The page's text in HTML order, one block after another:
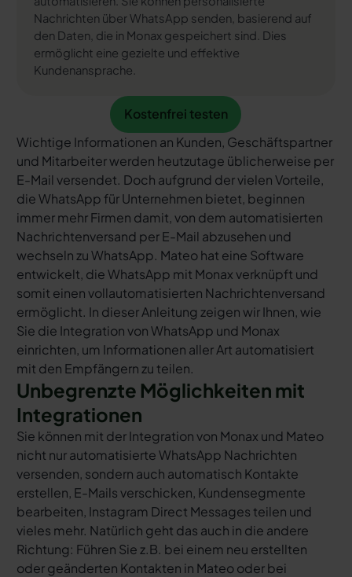
Nachrichten über WhatsApp senden, basierend auf
den Daten, die in Monax gespeichert sind. Dies
ermöglicht eine gezielte und effektive
Kundenansprache.
Kostenfrei testen
Kostenfrei testen
Wichtige Informationen an Kunden, Geschäftspartner
und Mitarbeiter werden heutzutage üblicherweise per
E-Mail versendet. Doch aufgrund der vielen Vorteile,
die WhatsApp für Unternehmen bietet, beginnen
immer mehr Firmen damit, von dem automatisierten
Nachrichtenversand per E-Mail abzusehen und
wechseln zu WhatsApp. Mateo hat eine Software
entwickelt, die WhatsApp mit Monax verknüpft und
somit einen vollautomatisierten Nachrichtenversand
ermöglicht. In dieser Anleitung zeigen wir Ihnen, wie
Sie die Integration von WhatsApp und Monax
einrichten, um Informationen aller Art automatisiert
mit den Empfängern zu teilen.
Unbegrenzte Möglichkeiten mit
Integrationen
Sie können mit der Integration von Monax und Mateo
nicht nur automatisierte WhatsApp Nachrichten
versenden, sondern auch automatisch Kontakte
erstellen, E-Mails verschicken, Kundensegmente
bearbeiten, Instagram Direct Messages teilen und
vieles mehr. Natürlich geht das auch in die andere
Richtung: Führen Sie z.B. bei einem neu erstellten
oder geänderten Kontakten in Mateo oder bei